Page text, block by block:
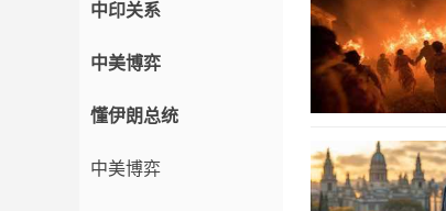
中印关系
中美博弈
懂伊朗总统
中美博弈